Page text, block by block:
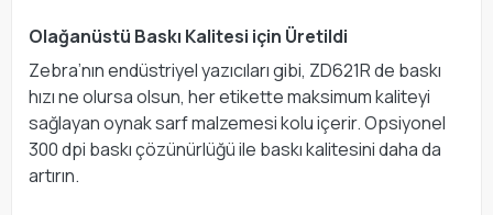
Olağanüstü Baskı Kalitesi için Üretildi
Zebra’nın endüstriyel yazıcıları gibi, ZD621R de baskı
hızı ne olursa olsun, her etikette maksimum kaliteyi
sağlayan oynak sarf malzemesi kolu içerir. Opsiyonel
300 dpi baskı çözünürlüğü ile baskı kalitesini daha da
artırın.